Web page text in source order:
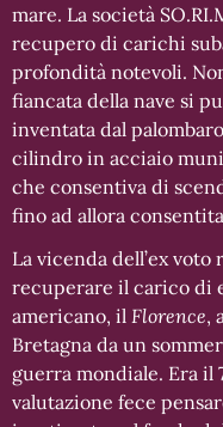
mare. La società
recupero di carichi
profondità notevoli.
fiancata della nave si
inventata dal
cilindro in acciaio
che consentiva di
fino ad allora
La vicenda dell’ex
recuperare il carico di
americano, il Florence,
Bretagna da un
guerra mondiale. Era il
valutazione fece